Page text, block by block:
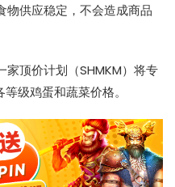
物供应稳定，不会造成商品
顶价计划（SHMKM）将专
级鸡蛋和蔬菜价格。